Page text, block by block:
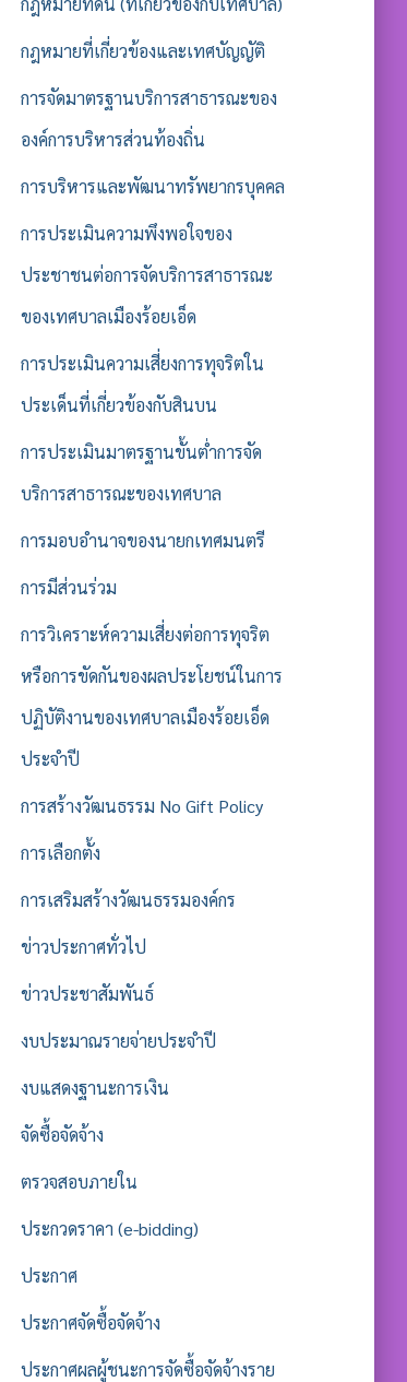
กฎหมายที่เกี่ยวข้องและเทศบัญญัติ
การจัดมาตรฐานบริการสาธารณะของ
องค์การบริหารส่วนท้องถิ่น
การบริหารและพัฒนาทรัพยากรบุคคล
การประเมินความพึงพอใจของ
ประชาชนต่อการจัดบริการสาธารณะ
ของเทศบาลเมืองร้อยเอ็ด
การประเมินความเสี่ยงการทุจริตใน
ประเด็นที่เกี่ยวข้องกับสินบน
การประเมินมาตรฐานขั้นต่ำการจัด
บริการสาธารณะของเทศบาล
การมอบอำนาจของนายกเทศมนตรี
การมีส่วนร่วม
การวิเคราะห์ความเสี่ยงต่อการทุจริต
หรือการขัดกันของผลประโยชน์ในการ
ปฏิบัติงานของเทศบาลเมืองร้อยเอ็ด
ประจำปี
การสร้างวัฒนธรรม No Gift Policy
การเลือกตั้ง
การเสริมสร้างวัฒนธรรมองค์กร
ข่าวประกาศทั่วไป
ข่าวประชาสัมพันธ์
งบประมาณรายจ่ายประจำปี
งบแสดงฐานะการเงิน
จัดซื้อจัดจ้าง
ตรวจสอบภายใน
ประกวดราคา (e-bidding)
ประกาศ
ประกาศจัดซื้อจัดจ้าง
ประกาศผลผู้ชนะการจัดซื้อจัดจ้างราย